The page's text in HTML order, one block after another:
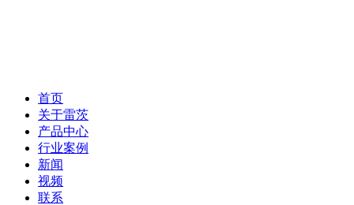
首页
关于雷茨
产品中心
行业案例
新闻
视频
联系